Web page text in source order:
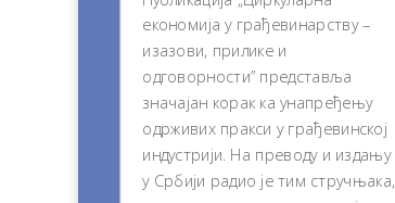
економија у грађевинарству –
изазови, прилике и
одговорности” представља
значајан корак ка унапређењу
одрживих пракси у грађевинској
индустрији. На преводу и издању
у Србији радио је тим стручњака,